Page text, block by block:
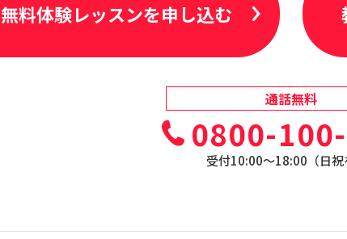
無料体験レッスンを申し込む
通話無料
0800-
受付10:00〜18:00（日祝